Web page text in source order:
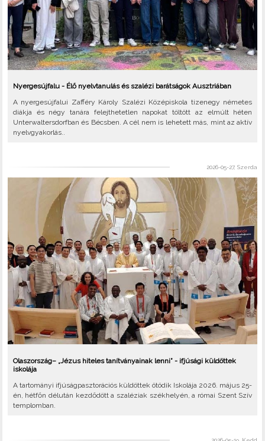
Nyergesújfalu - Élő nyelvtanulás és szalézi barátságok Ausztriában
A nyergesújfalui Zafféry Károly Szalézi Középiskola tizenegy németes
diákja és négy tanára felejthetetlen napokat töltött az elmúlt héten
Unterwaltersdorfban és Bécsben. A cél nem is lehetett más, mint az aktív
nyelvgyakorlás..
2026-05-27, Szerda
Olaszország– „Jézus hiteles tanítványainak lenni” - ifjúsági küldöttek
iskolája
A tartományi ifjúságpasztorációs küldöttek ötödik Iskolája 2026. május 25-
én, hétfőn délután kezdődött a szaléziak székhelyén, a római Szent Szív
templomban.